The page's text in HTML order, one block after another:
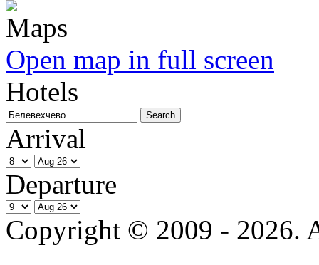
Open map in full screen
Hotels
Arrival
Departure
Copyright © 2009 - 2026.